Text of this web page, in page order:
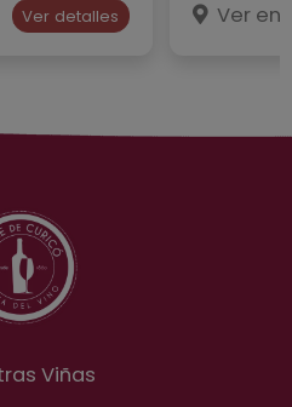
Ver detalles Ver en
Viñas